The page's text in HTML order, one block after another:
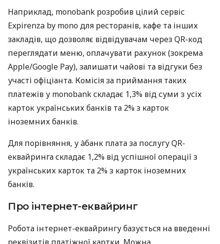
Наприклад, monobank розробив цілий сервіс
Expirenza by mono для ресторанів, кафе та інших
закладів, що дозволяє відвідувачам через QR-код
переглядати меню, оплачувати рахунок (зокрема
Apple/Google Pay), залишати чайові та відгуки без
участі офіціанта. Комісія за приймання таких
платежів у monobank складає 1,3% від суми з усіх
карток українських банків та 2% з карток
іноземних банків.
Для порівняння, у àбанк плата за послугу QR-
еквайринга складає 1,2% від успішної операції з
українських карток та 2% з карток іноземних
банків.
Про інтернет-еквайринг
Робота інтернет-еквайрингу базується на введенні